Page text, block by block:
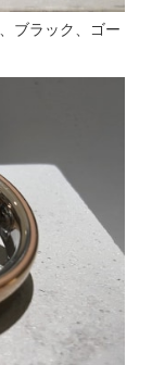
ブラック、ゴー